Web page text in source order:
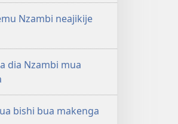
Nzambi neajikije
dia Nzambi mua
bishi bua makenga